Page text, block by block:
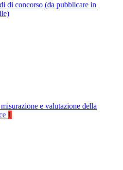
di concorso (da pubblicare in
e valutazione della
1